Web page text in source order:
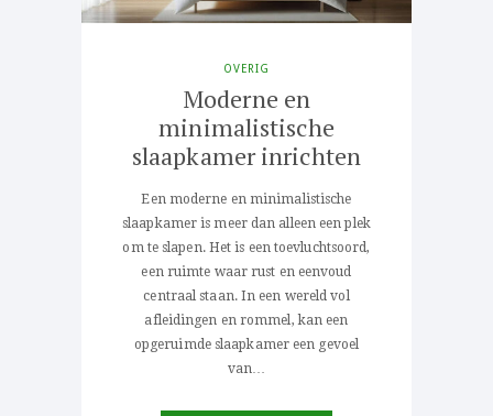
OVERIG
Moderne en
minimalistische
slaapkamer inrichten
Een moderne en minimalistische
slaapkamer is meer dan alleen een plek
om te slapen. Het is een toevluchtsoord,
een ruimte waar rust en eenvoud
centraal staan. In een wereld vol
afleidingen en rommel, kan een
opgeruimde slaapkamer een gevoel
van…